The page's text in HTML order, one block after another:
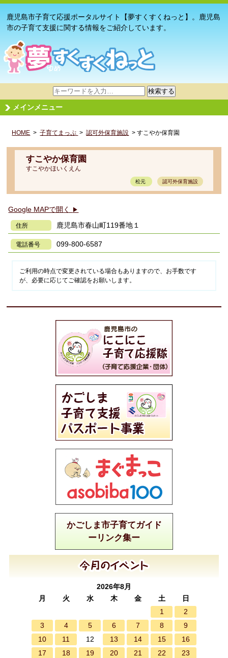
鹿児島市子育て応援ポータルサイト【夢すくすくねっと】。鹿児島
市の子育て支援に関する情報をご紹介しています。
サ
イ
ト
検
検索する
メインメニュー
HOME >子育てまっぷ >認可外保育施設 > すこやか保育園
すこやか保育園
すこやかほいくえん
松元 認可外保育施設
Google MAPで開く ▶
住所 鹿児島市春山町119番地１
電話番号 099-800-6587
ご利用の時点で変更されている場合もありますので、お手数です
が、必要に応じてご確認をお願いします。
かごしま市子育てガイド
ーリンク集ー
2026年8月
月
火 水 木 金 土
日
1
2
3
4 5 6 7 8
9
10
11 12 13 14 15
16
17
18 19 20 21 22
23